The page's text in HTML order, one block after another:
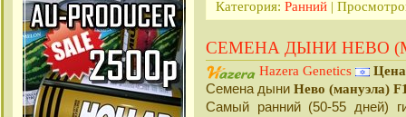
Категория: Ранний |
СЕМЕНА ДЫНИ НЕВО
Hazera Genetics
Cемена дыни Нево (мануэла)
Самый ранний (50-55 дней)